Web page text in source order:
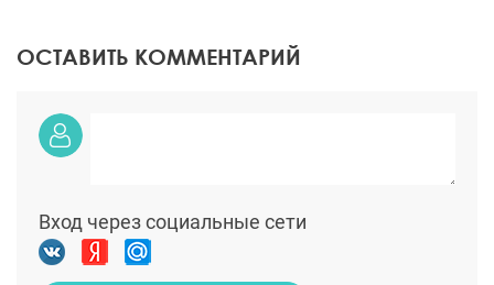
ОСТАВИТЬ КОММЕНТАРИЙ
Вход через социальные сети